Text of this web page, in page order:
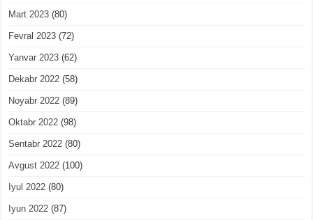
Mart 2023 (80)
Fevral 2023 (72)
Yanvar 2023 (62)
Dekabr 2022 (58)
Noyabr 2022 (89)
Oktabr 2022 (98)
Sentabr 2022 (80)
Avgust 2022 (100)
Iyul 2022 (80)
Iyun 2022 (87)